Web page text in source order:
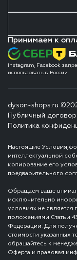
Принимаем к
Instagram, Facebook
использовать в России
dyson-shops.ru
Публичный договор
Политика
Настоящие
интеллектуальной
копирование его
предварительного
Обращаем ваше
исключительно
условиях не
положениями Статьи
Федерации. Для
стоимости указанных
обращайтесь к
Оферта и правовая